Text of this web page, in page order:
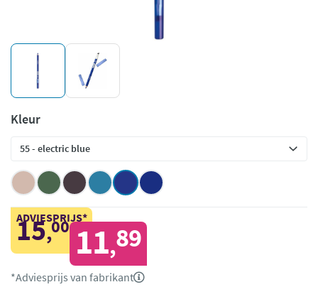
Kleur
ADVIESPRIJS*
15,00 11,89
*Adviesprijs van fabrikant